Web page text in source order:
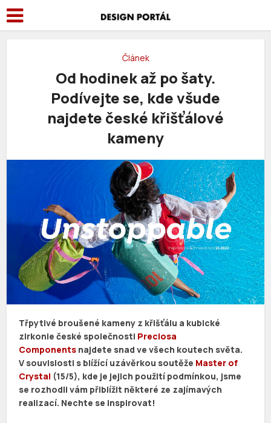
Článek
Od hodinek až po šaty.
Podívejte se, kde všude
najdete české křišťálové
kameny
Třpytivé broušené kameny z křišťálu a kubické
zirkonie české společnosti Preciosa
Components najdete snad ve všech koutech světa.
V souvislosti s blížící uzávěrkou soutěže Master of
Crystal (15/5), kde je jejich použití podmínkou, jsme
se rozhodli vám přiblížit některé ze zajímavých
realizací. Nechte se inspirovat!